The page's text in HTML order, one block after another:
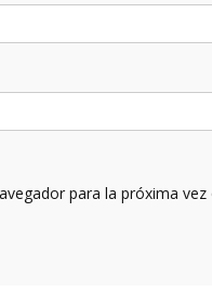
para la próxima vez